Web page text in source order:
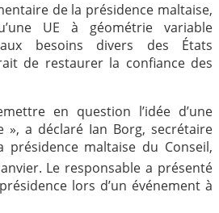
de la présidence maltaise,
UE à géométrie variable
besoins divers des États
de restaurer la confiance des
en question l’idée d’une
», a déclaré Ian Borg, secrétaire
maltaise du Conseil,
Le responsable a présenté
lors d’un événement à